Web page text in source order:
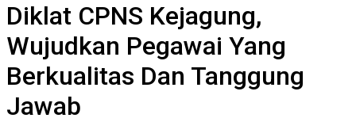
Diklat CPNS Kejagung,
Wujudkan Pegawai Yang
Berkualitas Dan Tanggung
Jawab